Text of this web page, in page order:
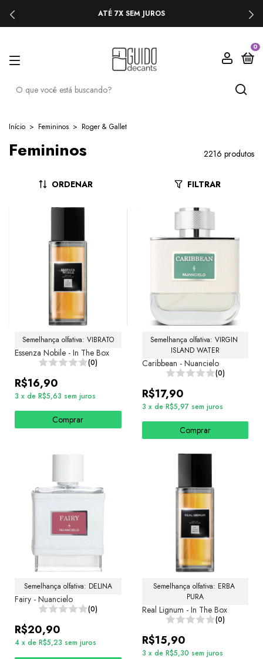
ATÉ 7X SEM JUROS
0
Início > Femininos > Roger & Gallet
Femininos 2216 produtos
ORDENAR FILTRAR
Semelhança olfativa: VIBRATO
Essenza Nobile - In The Box
(0)
R$16,90
3 x de R$5,63 sem juros
Comprar
Semelhança olfativa: VIRGIN
ISLAND WATER
Caribbean - Nuancielo
(0)
R$17,90
3 x de R$5,97 sem juros
Comprar
Semelhança olfativa: DELINA
Fairy - Nuancielo
(0)
R$20,90
4 x de R$5,23 sem juros
Semelhança olfativa: ERBA
PURA
Real Lignum - In The Box
(0)
R$15,90
3 x de R$5,30 sem juros